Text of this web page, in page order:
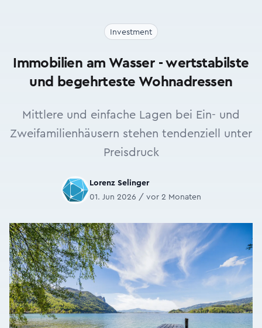
Investment
Immobilien am Wasser - wertstabilste
und begehrteste Wohnadressen
Mittlere und einfache Lagen bei Ein- und
Zweifamilienhäusern stehen tendenziell unter
Preisdruck
Lorenz Selinger
01. Jun 2026 / vor 2 Monaten